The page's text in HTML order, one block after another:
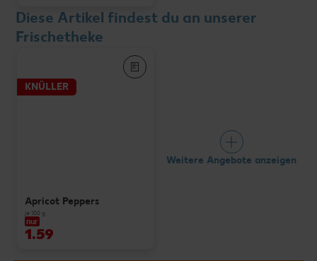
Diese Artikel findest du an unserer
Frischetheke
KNÜLLER
Apricot Peppers
je 100 g
nur
1.59
Weitere Angebote anzeigen